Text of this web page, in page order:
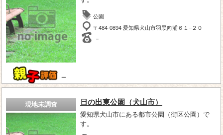
－
公園
〒484-0894 愛知県犬山市羽黒向浦６１−２０
－
現地未調査 日の出東公園（犬山市）
愛知県犬山市にある都市公園（街区公園）で
す。